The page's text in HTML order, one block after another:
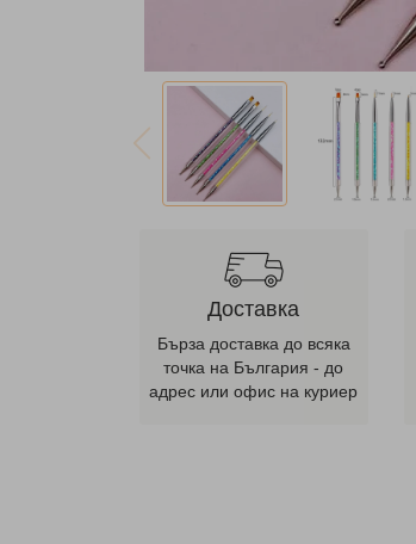
Доставка
Бърза доставка до всяка
точка на България - до
адрес или офис на куриер